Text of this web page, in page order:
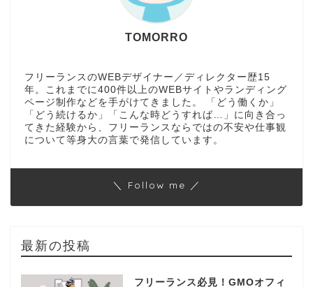
TOMORRO
フリーランスのWEBデザイナー／ディレクター歴15
年。これまでに400件以上のWEBサイトやランディング
ページ制作などを手がけてきました。 「どう働くか」
「どう続けるか」「こんな時どうすれば…」に向き合っ
てきた経験から、フリーランスならではの不安や仕事観
について等身大の言葉で発信しています。
＼ Follow me ／
最新の投稿
フリーランス必見！GMOオフィ